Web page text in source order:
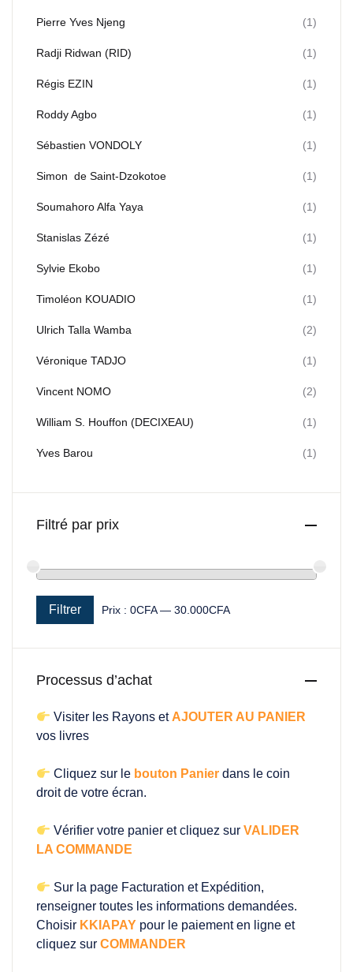
Pierre Yves Njeng (1)
Radji Ridwan (RID) (1)
Régis EZIN (1)
Roddy Agbo (1)
Sébastien VONDOLY (1)
Simon de Saint-Dzokotoe (1)
Soumahoro Alfa Yaya (1)
Stanislas Zézé (1)
Sylvie Ekobo (1)
Timoléon KOUADIO (1)
Ulrich Talla Wamba (2)
Véronique TADJO (1)
Vincent NOMO (2)
William S. Houffon (DECIXEAU) (1)
Yves Barou (1)
Filtré par prix
Filtrer Prix : 0CFA— 30.000CFA
Processus d’achat
Visiter les Rayons et AJOUTER AU PANIER
vos livres
Cliquez sur le bouton Panier dans le coin
droit de votre écran.
Vérifier votre panier et cliquez surVALIDER
LA COMMANDE
Sur la page Facturation et Expédition,
renseigner toutes les informations demandées.
Choisir KKIAPAY pour le paiement en ligne et
cliquez sur COMMANDER